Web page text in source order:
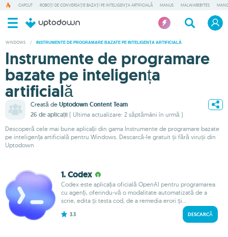
CAPCUT ROBOȚI DE CONVERSAȚIE BAZAȚI PE INTELIGENȚA ARTIFICIALĂ MANUS MALWAREBYTES
WINDOWS / INSTRUMENTE DE PROGRAMARE BAZATE PE INTELIGENȚA ARTIFICIALĂ
Instrumente de programare
bazate pe inteligența
artificială
Creată de Uptodown Content Team
26 de aplicații ( Ultima actualizare: 2 săptămâni în urmă )
Descoperă cele mai bune aplicații din gama Instrumente de programare bazate
pe inteligența artificială pentru Windows. Descarcă-le gratuit și fără viruși din
Uptodown
1. Codex
Codex este aplicația oficială OpenAI pentru programarea
cu agenți, oferindu-vă o modalitate automatizată de a
scrie, edita și testa cod, de a remedia erori și...
3.3 DESCARCĂ